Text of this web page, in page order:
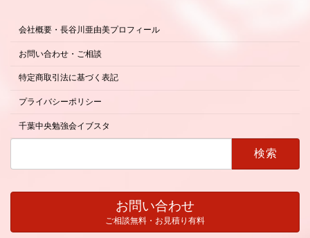
会社概要・長谷川亜由美プロフィール
お問い合わせ・ご相談
特定商取引法に基づく表記
プライバシーポリシー
千葉中央勉強会イブスタ
お問い合わせ
ご相談無料・お見積り有料